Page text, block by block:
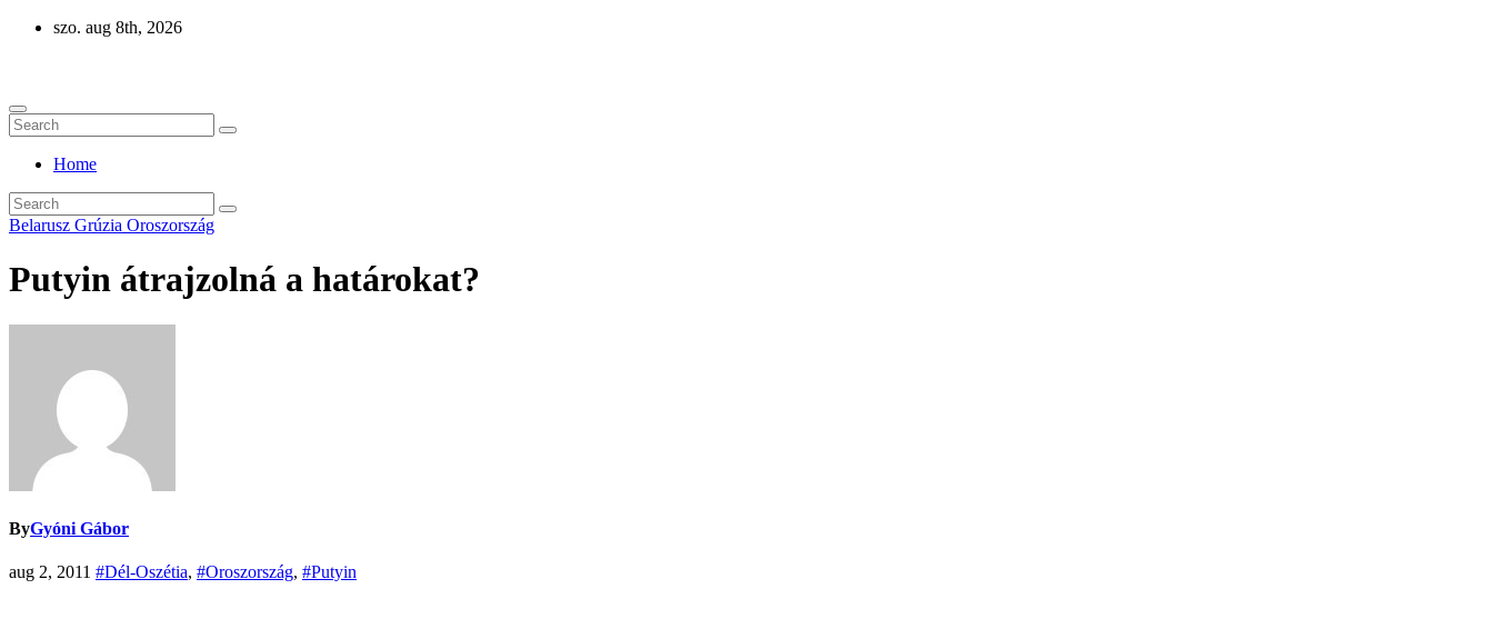
Skip
szo. aug 8th, 2026
Home
Belarusz Grúzia Oroszország
Putyin átrajzolná a határokat?
ByGyóni Gábor
aug 2, 2011 #Dél-Oszétia, #Oroszország, #Putyin